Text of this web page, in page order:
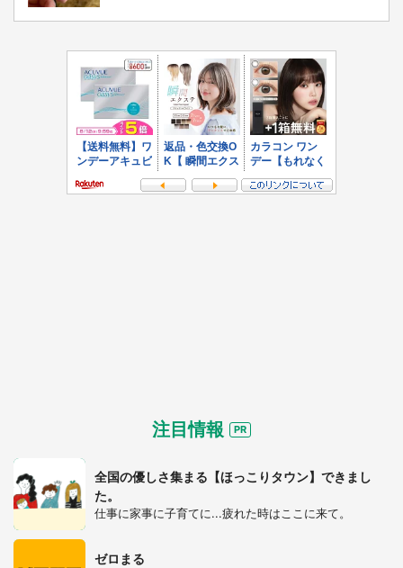
注目情報
全国の優しさ集まる【ほっこりタウン】できまし
た。
仕事に家事に子育てに...疲れた時はここに来て。
ゼロまる